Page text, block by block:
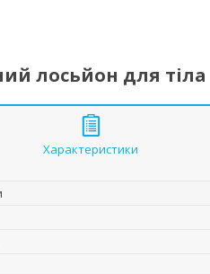
лосьйон для тіла
Характеристики